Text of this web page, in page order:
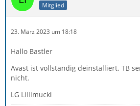
Mitglied
23. März 2023 um 18:18
Hallo Bastler
Avast ist vollständig deinstalliert. TB
nicht.
LG Lillimucki